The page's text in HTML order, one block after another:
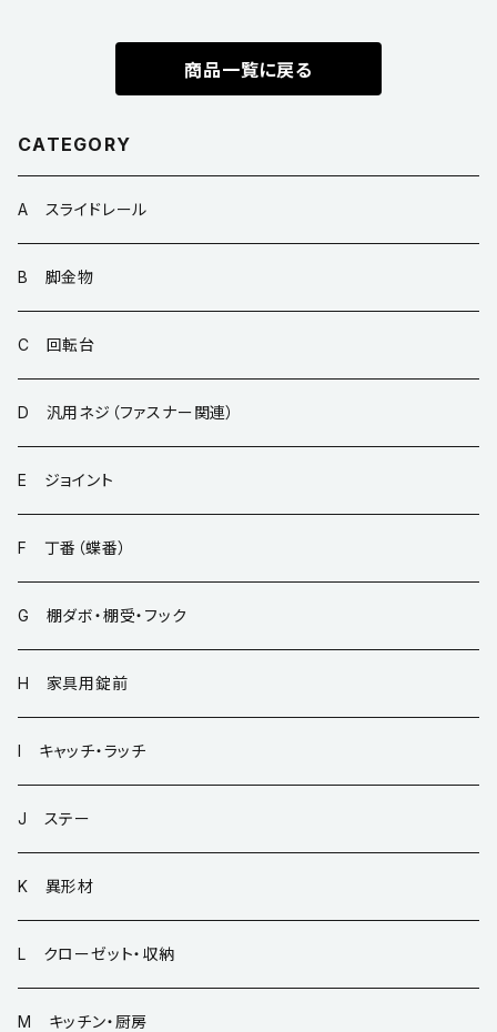
商品一覧に戻る
CATEGORY
A スライドレール
B 脚金物
C 回転台
D 汎用ネジ（ファスナー関連）
E ジョイント
F 丁番（蝶番）
G 棚ダボ・棚受・フック
H 家具用錠前
I キャッチ・ラッチ
J ステー
K 異形材
L クローゼット・収納
M キッチン・厨房